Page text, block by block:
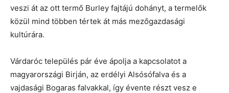
veszi át az ott termő Burley fajtájú dohányt, a termelők
közül mind többen tértek át más mezőgazdasági
kultúrára.
Várdaróc település pár éve ápolja a kapcsolatot a
magyarországi Birján, az erdélyi Alsósófalva és a
vajdasági Bogaras falvakkal, így évente részt vesz e